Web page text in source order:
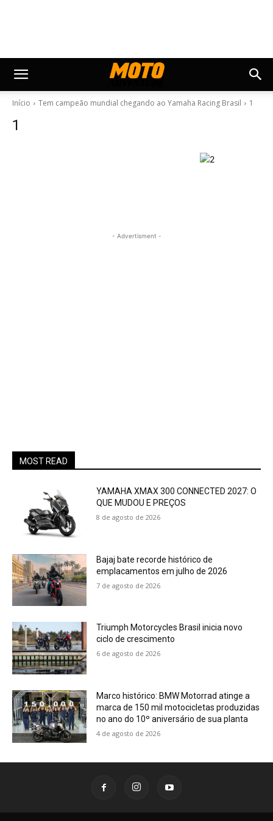
Início Tem campeão mundial chegando ao Yamaha Racing Brasil 1
1
- Advertisment -
MOST READ
YAMAHA XMAX 300 CONNECTED 2027: O
QUE MUDOU E PREÇOS
8 de agosto de 2026
Bajaj bate recorde histórico de
emplacamentos em julho de 2026
7 de agosto de 2026
Triumph Motorcycles Brasil inicia novo
ciclo de crescimento
6 de agosto de 2026
Marco histórico: BMW Motorrad atinge a
marca de 150 mil motocicletas produzidas
no ano do 10º aniversário de sua planta
4 de agosto de 2026